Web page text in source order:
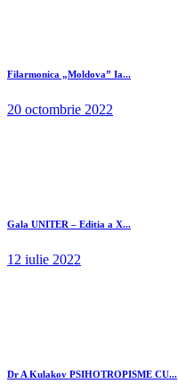
Filarmonica „Moldova” Ia...
20 octombrie 2022
Gala UNITER – Editia a X...
12 iulie 2022
Dr A Kulakov PSIHOTROPISME CU...